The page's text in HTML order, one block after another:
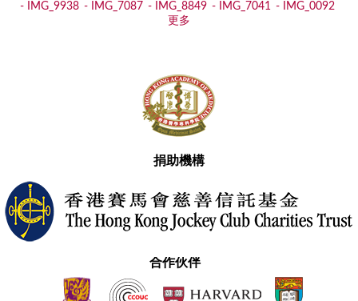
更多
捐助機構
合作伙伴